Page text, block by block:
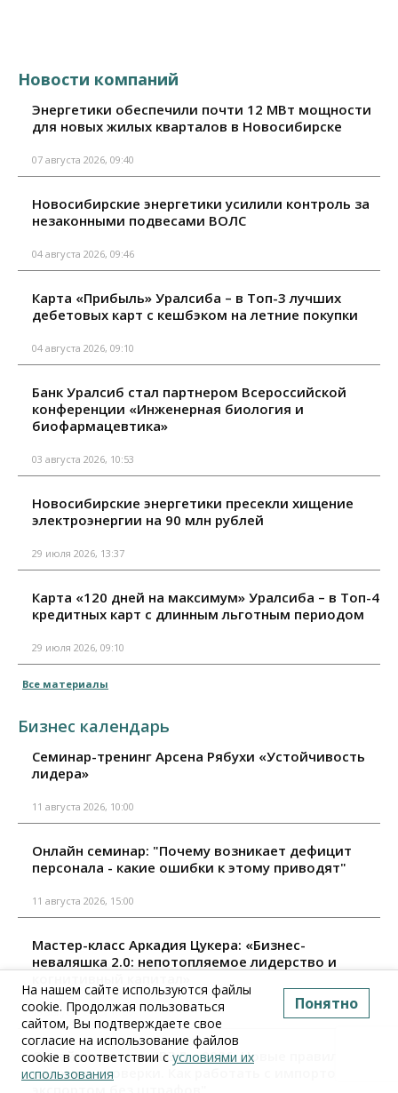
Новости компаний
Энергетики обеспечили почти 12 МВт мощности
для новых жилых кварталов в Новосибирске
07 августа 2026, 09:40
Новосибирские энергетики усилили контроль за
незаконными подвесами ВОЛС
04 августа 2026, 09:46
Карта «Прибыль» Уралсиба – в Топ-3 лучших
дебетовых карт с кешбэком на летние покупки
04 августа 2026, 09:10
Банк Уралсиб стал партнером Всероссийской
конференции «Инженерная биология и
биофармацевтика»
03 августа 2026, 10:53
Новосибирские энергетики пресекли хищение
электроэнергии на 90 млн рублей
29 июля 2026, 13:37
Карта «120 дней на максимум» Уралсиба – в Топ-4
кредитных карт с длинным льготным периодом
29 июля 2026, 09:10
Все материалы
Бизнес календарь
Семинар-тренинг Арсена Рябухи «Устойчивость
лидера»
11 августа 2026, 10:00
Онлайн семинар: "Почему возникает дефицит
персонала - какие ошибки к этому приводят"
11 августа 2026, 15:00
Мастер-класс Аркадия Цукера: «Бизнес-
неваляшка 2.0: непотопляемое лидерство и
18 августа 2026, 10:00
Онлайн семинар: "ВЭД – 2026. Новые правила,
налоги и проверки. Как работать с импортом и
На нашем сайте используются файлы
cookie. Продолжая пользоваться
сайтом, Вы подтверждаете свое
согласие на использование файлов
cookie в соответствии с условиями их
использования
Понятно